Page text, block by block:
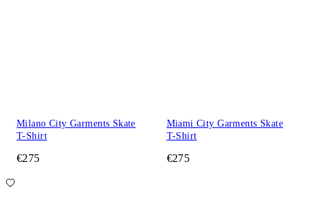
Milano City Garments Skate
T-Shirt
€275
Miami City Garments Skate
T-Shirt
€275